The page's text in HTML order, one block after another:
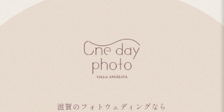
滋賀のフォトウェディングなら